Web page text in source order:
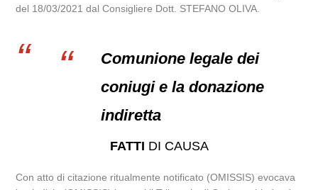
del 18/03/2021 dal Consigliere Dott. STEFANO OLIVA.
Comunione legale dei
coniugi e la donazione
indiretta
FATTI DI CAUSA
Con atto di citazione ritualmente notificato (OMISSIS) evocava